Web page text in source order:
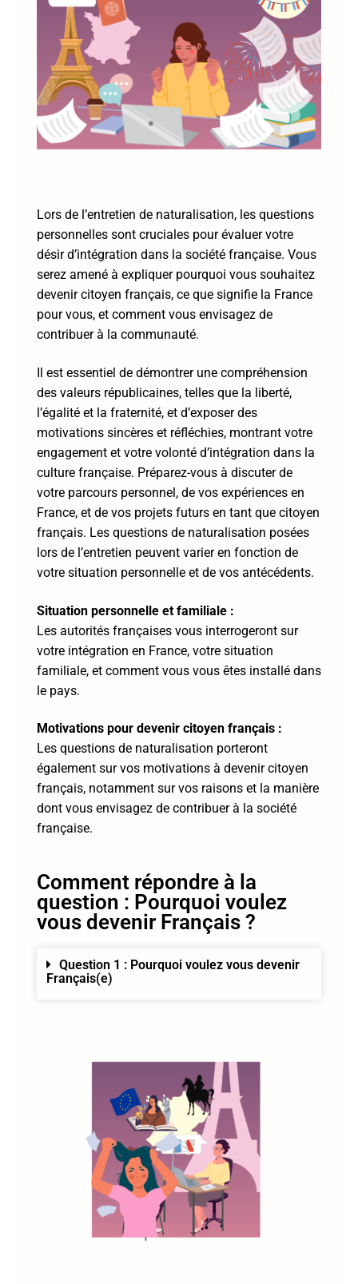
Lors de l’entretien de naturalisation, les questions
personnelles sont cruciales pour évaluer votre
désir d’intégration dans la société française. Vous
serez amené à expliquer pourquoi vous souhaitez
devenir citoyen français, ce que signifie la France
pour vous, et comment vous envisagez de
contribuer à la communauté.
Il est essentiel de démontrer une compréhension
des valeurs républicaines, telles que la liberté,
l’égalité et la fraternité, et d’exposer des
motivations sincères et réfléchies, montrant votre
engagement et votre volonté d’intégration dans la
culture française. Préparez-vous à discuter de
votre parcours personnel, de vos expériences en
France, et de vos projets futurs en tant que citoyen
français. Les questions de naturalisation posées
lors de l’entretien peuvent varier en fonction de
votre situation personnelle et de vos antécédents.
Situation personnelle et familiale :
Les autorités françaises vous interrogeront sur
votre intégration en France, votre situation
familiale, et comment vous vous êtes installé dans
le pays.
Motivations pour devenir citoyen français :
Les questions de naturalisation porteront
également sur vos motivations à devenir citoyen
français, notamment sur vos raisons et la manière
dont vous envisagez de contribuer à la société
française.
Comment répondre à la
question : Pourquoi voulez
vous devenir Français ?
Question 1 : Pourquoi voulez vous devenir
Français(e)